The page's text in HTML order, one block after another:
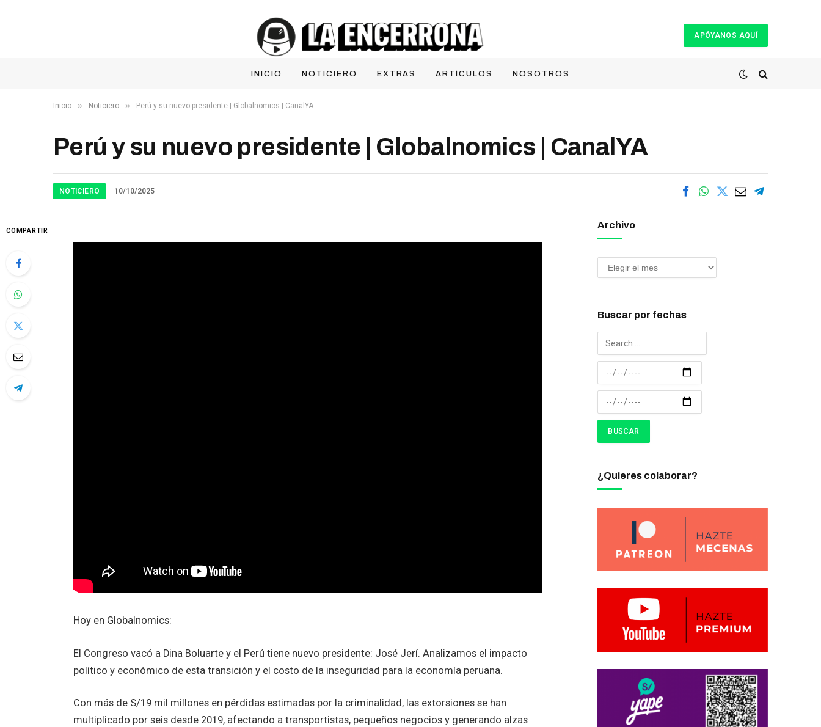
APÓYANOS AQUÍ
INICIO NOTICIERO EXTRAS ARTÍCULOS NOSOTROS
Inicio » Noticiero » Perú y su nuevo presidente | Globalnomics | CanalYA
Perú y su nuevo presidente | Globalnomics | CanalYA
NOTICIERO 10/10/2025
COMPARTIR
Hoy en Globalnomics:
El Congreso vacó a Dina Boluarte y el Perú tiene nuevo presidente: José Jerí. Analizamos el impacto
político y económico de esta transición y el costo de la inseguridad para la economía peruana.
Con más de S/19 mil millones en pérdidas estimadas por la criminalidad, las extorsiones se han
multiplicado por seis desde 2019, afectando a transportistas, pequeños negocios y generando alzas
Archivo
Buscar por fechas
¿Quieres colaborar?